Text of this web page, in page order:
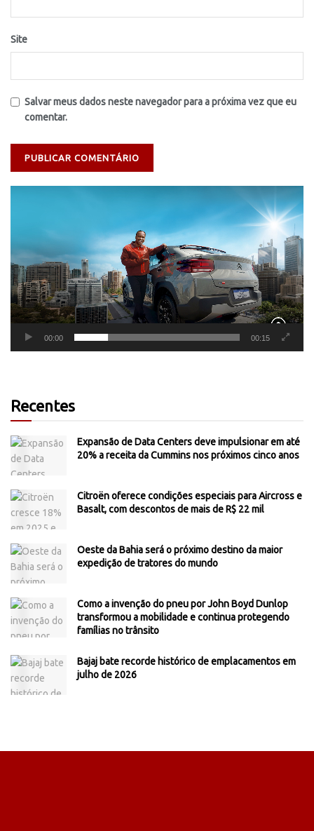
Site
Salvar meus dados neste navegador para a próxima vez que eu
comentar.
00:00 00:15
Recentes
Expansão de Data Centers deve impulsionar em até
20% a receita da Cummins nos próximos cinco anos
Citroën oferece condições especiais para Aircross e
Basalt, com descontos de mais de R$ 22 mil
Oeste da Bahia será o próximo destino da maior
expedição de tratores do mundo
Como a invenção do pneu por John Boyd Dunlop
transformou a mobilidade e continua protegendo
famílias no trânsito
Bajaj bate recorde histórico de emplacamentos em
julho de 2026